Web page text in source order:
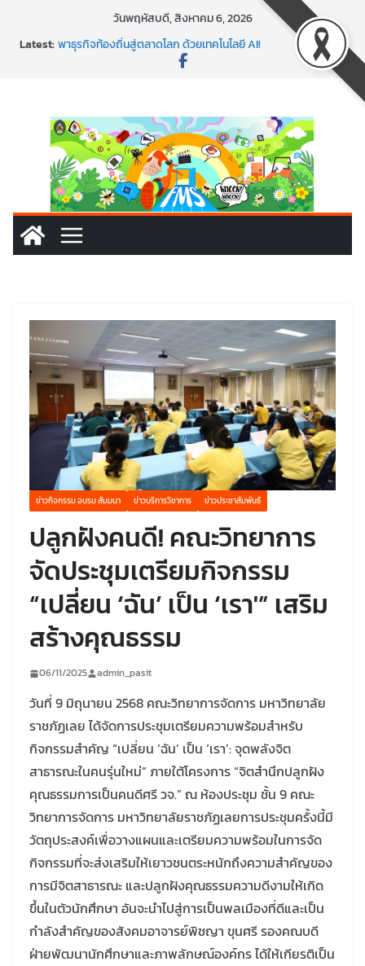
วันพฤหัสบดี, สิงหาคม 6, 2026
Latest:พร้อมลุยแล้ว! ปักหมุดโรดแมป AI อัปสกิลธุรกิจให้พุ่งทะยาน
พาธุรกิจท้องถิ่นสู่ตลาดโลก ด้วยเทคโนโลยี AI!
นอกจากเทคโนโลยีจะล้ำ หัวใจคนทำธุรกิจก็ต้องสตรอง!
ข่าวกิจกรรม อบรม สัมมนา ข่าวบริการวิชาการ ข่าวประชาสัมพันธ์
ปลูกฝังคนดี! คณะวิทยาการ
จัดประชุมเตรียมกิจกรรม
“เปลี่ยน ‘ฉัน’ เป็น ‘เรา'” เสริม
สร้างคุณธรรม
06/11/2025 admin_pasit
วันที่ 9 มิถุนายน 2568 คณะวิทยาการจัดการ มหาวิทยาลัย
ราชภัฏเลย ได้จัดการประชุมเตรียมความพร้อมสำหรับ
กิจกรรมสำคัญ “เปลี่ยน ‘ฉัน’ เป็น ‘เรา’: จุดพลังจิต
สาธารณะในคนรุ่นใหม่” ภายใต้โครงการ “จิตสำนึกปลูกฝัง
คุณธรรมการเป็นคนดีศรี วจ.” ณ ห้องประชุม ชั้น 9 คณะ
วิทยาการจัดการ มหาวิทยาลัยราชภัฏเลยการประชุมครั้งนี้มี
วัตถุประสงค์เพื่อวางแผนและเตรียมความพร้อมในการจัด
กิจกรรมที่จะส่งเสริมให้เยาวชนตระหนักถึงความสำคัญของ
การมีจิตสาธารณะ และปลูกฝังคุณธรรมความดีงามให้เกิด
ขึ้นในตัวนักศึกษา อันจะนำไปสู่การเป็นพลเมืองที่ดีและเป็น
กำลังสำคัญของสังคมอาจารย์พิชญา ขุนศรี รองคณบดี
ฝ่ายพัฒนานักศึกษาและภาพลักษณ์องค์กร ได้ให้เกียรติเป็น